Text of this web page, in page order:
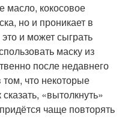
масло, кокосовое
но и проникает в
и может сыграть
маску из
после недавнего
что некоторые
«вытолкнуть»
чаще повторять